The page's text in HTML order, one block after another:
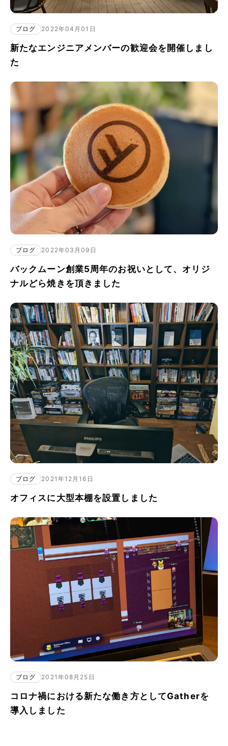
ブログ 2022年04月01日
新たなエンジニアメンバーの歓迎会を開催しまし
た
ブログ 2022年03月09日
バックムーン創業5周年のお祝いとして、オリジ
ナルどら焼きを頂きました
ブログ 2021年12月16日
オフィスに大型本棚を設置しました
ブログ 2021年08月25日
コロナ禍における新たな働き方としてGatherを
導入しました